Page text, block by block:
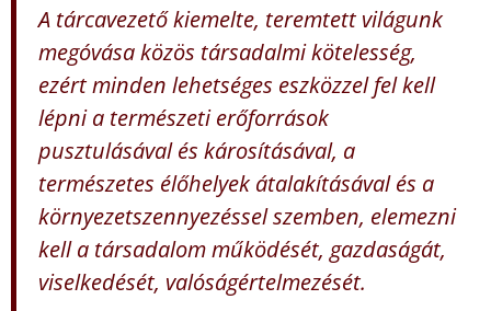
A tárcavezető kiemelte, teremtett világunk
megóvása közös társadalmi kötelesség,
ezért minden lehetséges eszközzel fel kell
lépni a természeti erőforrások
pusztulásával és károsításával, a
természetes élőhelyek átalakításával és a
környezetszennyezéssel szemben, elemezni
kell a társadalom működését, gazdaságát,
viselkedését, valóságértelmezését.